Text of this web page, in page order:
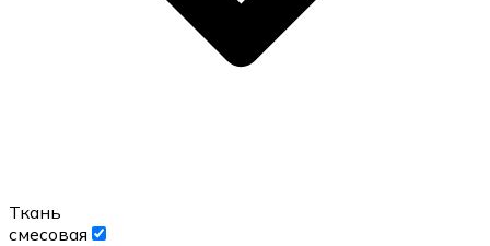
Ткань
смесовая